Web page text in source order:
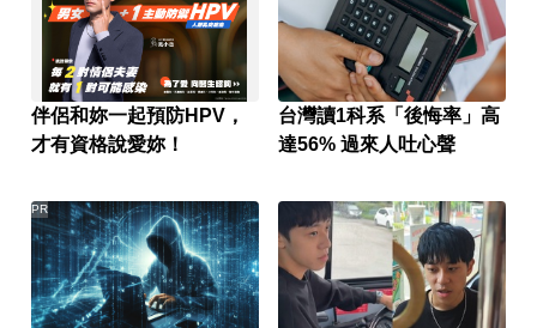
伴侶和妳一起預防HPV，
才有資格說愛妳！
台灣讀1科系「後悔率」高
達56% 過來人吐心聲
PR